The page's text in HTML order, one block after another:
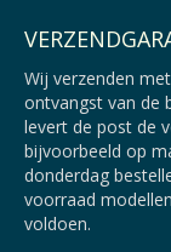
Wij verzenden
ontvangst van de
levert de post de
bijvoorbeeld op
donderdag
voorraad
voldoen.